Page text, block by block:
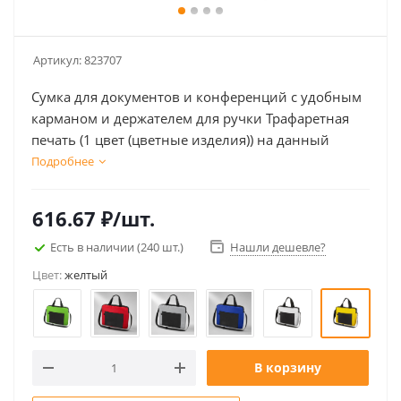
Артикул:823707
Сумка для документов и конференций с удобным
карманом и держателем для ручки Трафаретная
печать (1 цвет (цветные изделия)) на данный
товар осуществляется бесплатно. Оплачивается
Подробнее
616.67 ₽/шт.
Есть в наличии (240 шт.)
Нашли дешевле?
Цвет:желтый
В корзину